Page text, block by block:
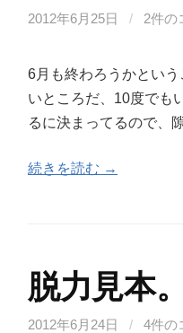
2012年6月25日 / 2件の
6月も終わろうかとい
いところだ、10度でも
るに決まってるので、
続きを読む →
脱力見本。
2012年6月24日 / 4件の